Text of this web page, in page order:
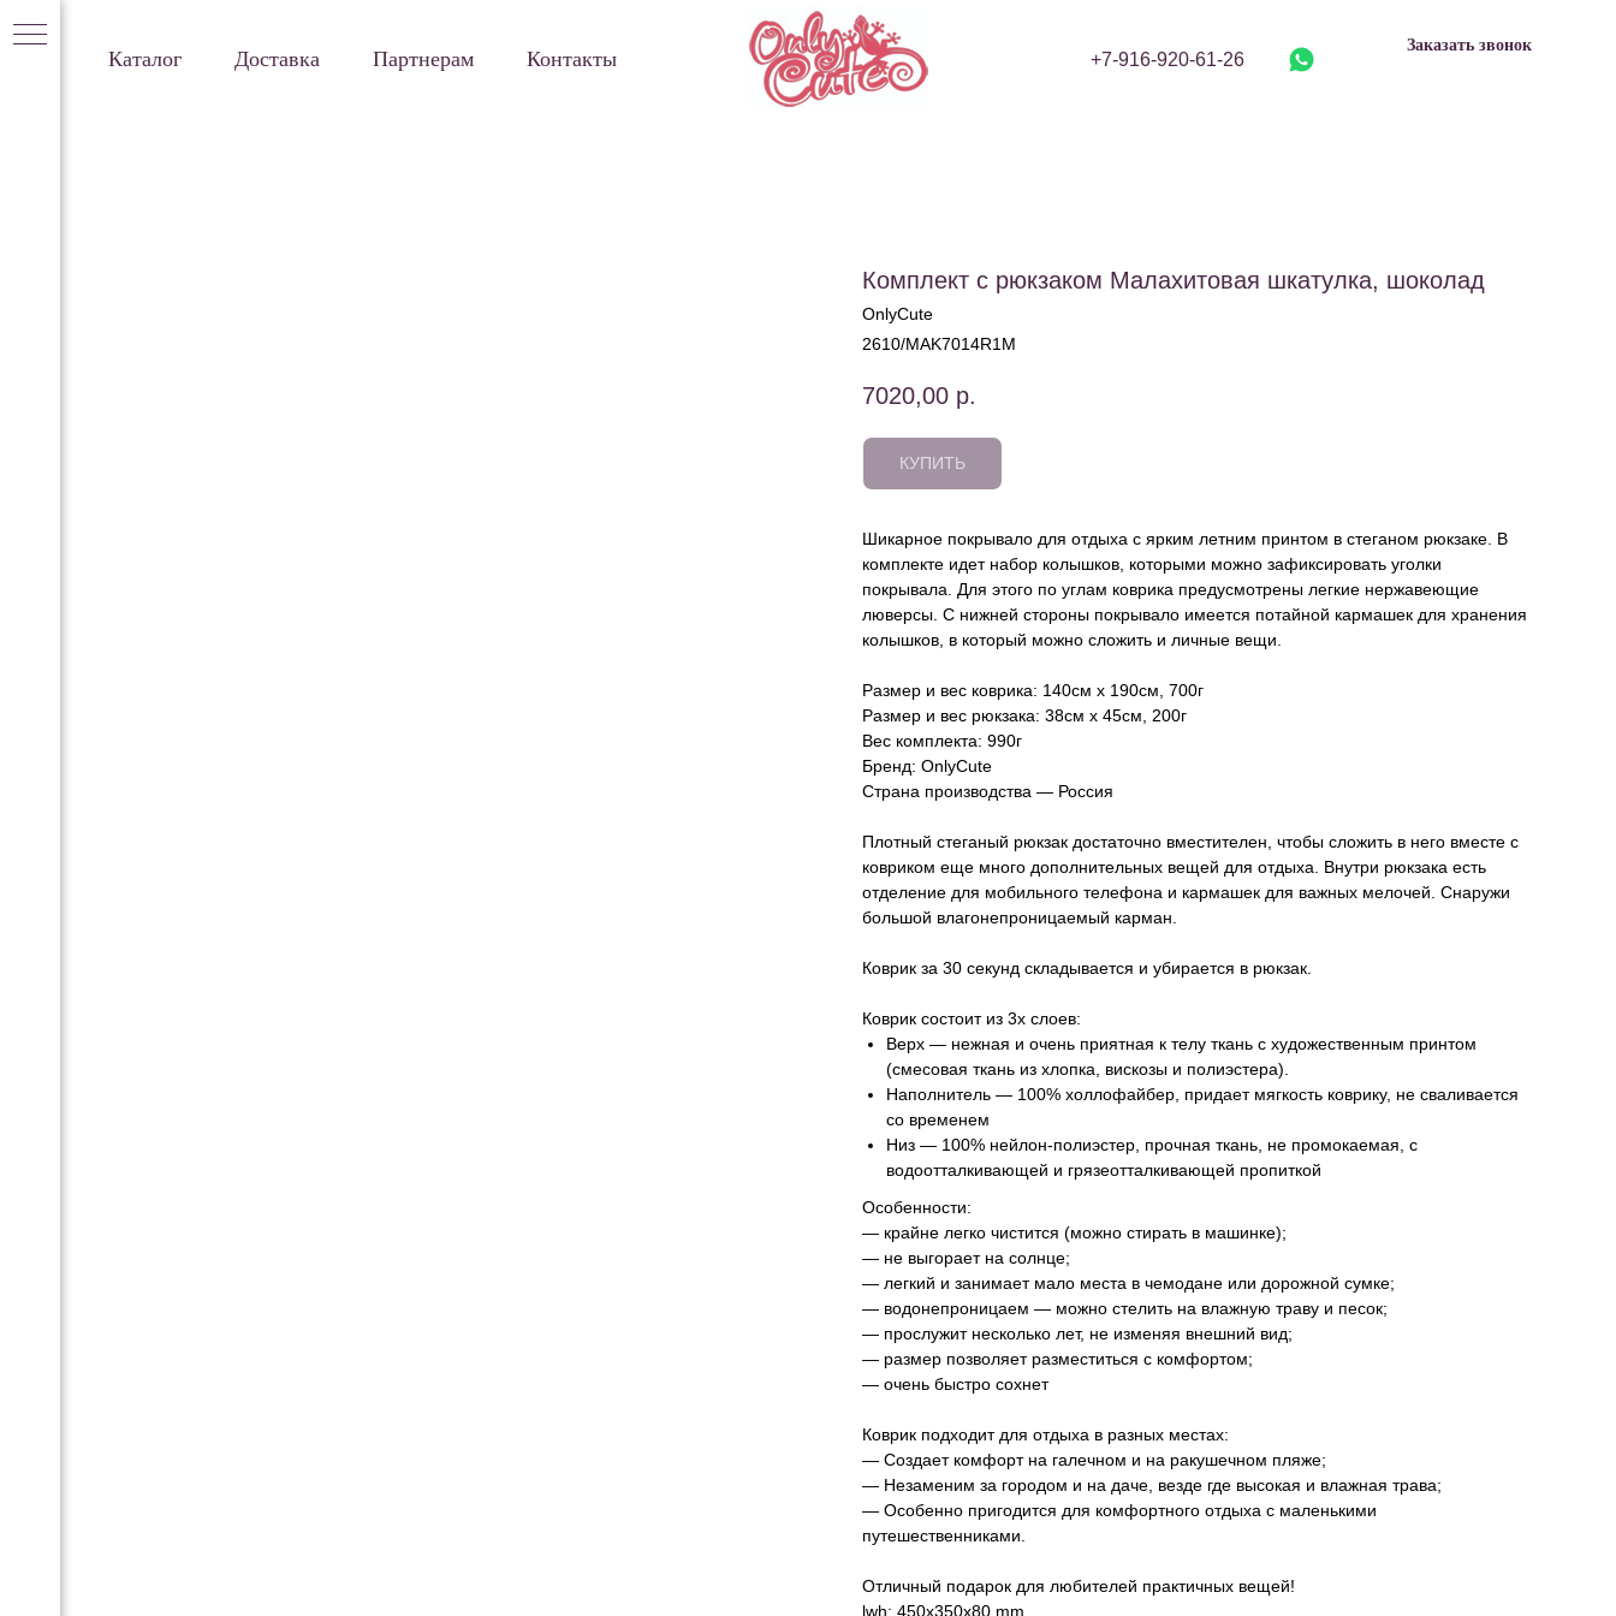
Каталог Доставка Партнерам Контакты +7-916-920-61-26
Заказать звонок
Комплект с рюкзаком Малахитовая шкатулка, шоколад
OnlyCute
2610/MAK7014R1M
7020,00 р.
КУПИТЬ
Шикарное покрывало для отдыха с ярким летним принтом в стеганом рюкзаке. В
комплекте идет набор колышков, которыми можно зафиксировать уголки
покрывала. Для этого по углам коврика предусмотрены легкие нержавеющие
люверсы. С нижней стороны покрывало имеется потайной кармашек для хранения
колышков, в который можно сложить и личные вещи.
Размер и вес коврика: 140см х 190см, 700г
Размер и вес рюкзака: 38см х 45см, 200г
Вес комплекта: 990г
Бренд: OnlyCute
Страна производства — Россия
Плотный стеганый рюкзак достаточно вместителен, чтобы сложить в него вместе с
ковриком еще много дополнительных вещей для отдыха. Внутри рюкзака есть
отделение для мобильного телефона и кармашек для важных мелочей. Снаружи
большой влагонепроницаемый карман.
Коврик за 30 секунд складывается и убирается в рюкзак.
Коврик состоит из 3х слоев:
Верх — нежная и очень приятная к телу ткань с художественным принтом
(смесовая ткань из хлопка, вискозы и полиэстера).
Наполнитель — 100% холлофайбер, придает мягкость коврику, не сваливается
со временем
Низ — 100% нейлон-полиэстер, прочная ткань, не промокаемая, с
водоотталкивающей и грязеотталкивающей пропиткой
Особенности:
— крайне легко чистится (можно стирать в машинке);
— не выгорает на солнце;
— легкий и занимает мало места в чемодане или дорожной сумке;
— водонепроницаем — можно стелить на влажную траву и песок;
— прослужит несколько лет, не изменяя внешний вид;
— размер позволяет разместиться с комфортом;
— очень быстро сохнет
Коврик подходит для отдыха в разных местах:
— Создает комфорт на галечном и на ракушечном пляже;
— Незаменим за городом и на даче, везде где высокая и влажная трава;
— Особенно пригодится для комфортного отдыха с маленькими
путешественниками.
Отличный подарок для любителей практичных вещей!
lwh: 450x350x80 mm